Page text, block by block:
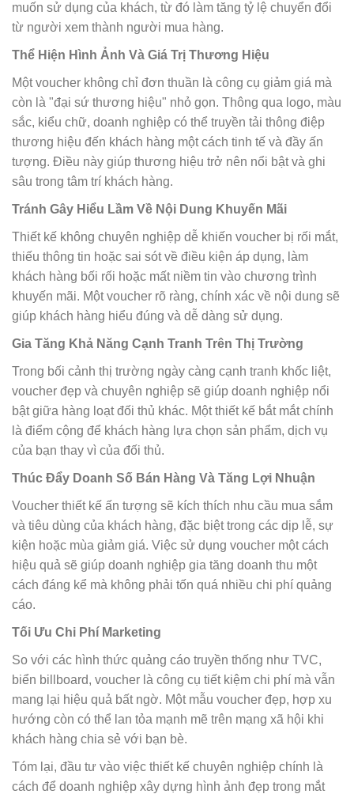
muốn sử dụng của khách, từ đó làm tăng tỷ lệ chuyển đổi
từ người xem thành người mua hàng.
Thể Hiện Hình Ảnh Và Giá Trị Thương Hiệu
Một voucher không chỉ đơn thuần là công cụ giảm giá mà
còn là "đại sứ thương hiệu" nhỏ gọn. Thông qua logo, màu
sắc, kiểu chữ, doanh nghiệp có thể truyền tải thông điệp
thương hiệu đến khách hàng một cách tinh tế và đầy ấn
tượng. Điều này giúp thương hiệu trở nên nổi bật và ghi
sâu trong tâm trí khách hàng.
Tránh Gây Hiểu Lầm Về Nội Dung Khuyến Mãi
Thiết kế không chuyên nghiệp dễ khiến voucher bị rối mắt,
thiếu thông tin hoặc sai sót về điều kiện áp dụng, làm
khách hàng bối rối hoặc mất niềm tin vào chương trình
khuyến mãi. Một voucher rõ ràng, chính xác về nội dung sẽ
giúp khách hàng hiểu đúng và dễ dàng sử dụng.
Gia Tăng Khả Năng Cạnh Tranh Trên Thị Trường
Trong bối cảnh thị trường ngày càng cạnh tranh khốc liệt,
voucher đẹp và chuyên nghiệp sẽ giúp doanh nghiệp nổi
bật giữa hàng loạt đối thủ khác. Một thiết kế bắt mắt chính
là điểm cộng để khách hàng lựa chọn sản phẩm, dịch vụ
của bạn thay vì của đối thủ.
Thúc Đẩy Doanh Số Bán Hàng Và Tăng Lợi Nhuận
Voucher thiết kế ấn tượng sẽ kích thích nhu cầu mua sắm
và tiêu dùng của khách hàng, đặc biệt trong các dịp lễ, sự
kiện hoặc mùa giảm giá. Việc sử dụng voucher một cách
hiệu quả sẽ giúp doanh nghiệp gia tăng doanh thu một
cách đáng kể mà không phải tốn quá nhiều chi phí quảng
cáo.
Tối Ưu Chi Phí Marketing
So với các hình thức quảng cáo truyền thống như TVC,
biển billboard, voucher là công cụ tiết kiệm chi phí mà vẫn
mang lại hiệu quả bất ngờ. Một mẫu voucher đẹp, hợp xu
hướng còn có thể lan tỏa mạnh mẽ trên mạng xã hội khi
khách hàng chia sẻ với bạn bè.
Tóm lại, đầu tư vào việc thiết kế chuyên nghiệp chính là
cách để doanh nghiệp xây dựng hình ảnh đẹp trong mắt